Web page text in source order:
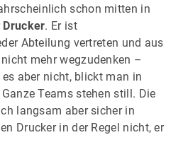
schon mitten in
Drucker. Er ist
Abteilung vertreten und aus
mehr wegzudenken –
aber nicht, blickt man in
Teams stehen still. Die
langsam aber sicher in
Drucker in der Regel nicht, er